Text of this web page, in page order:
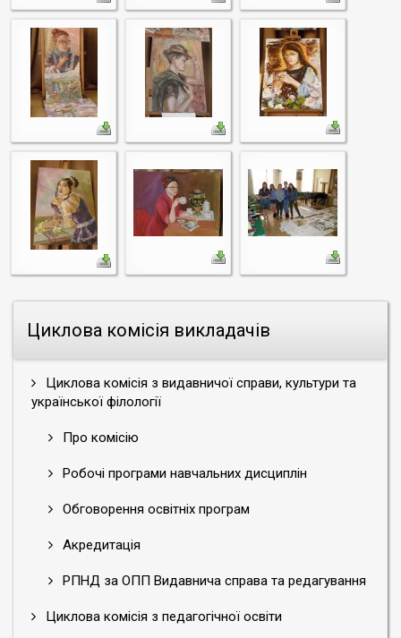
Циклова комісія викладачів
Циклова комісія з видавничої справи, культури та
української філології
Про комісію
Робочі програми навчальних дисциплін
Обговорення освітніх програм
Акредитація
РПНД за ОПП Видавнича справа та редагування
Циклова комісія з педагогічної освіти